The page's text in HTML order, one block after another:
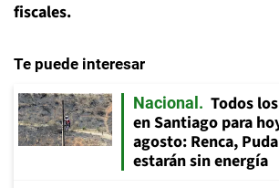
fiscales.
Te puede interesar
Nacional
Todos
en Santiago para
agosto: Renca,
estarán sin energía